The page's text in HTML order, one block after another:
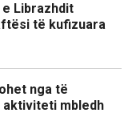
Librazhdit
të kufizuara
nga të
aktiviteti mbledh